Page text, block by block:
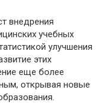
внедрения
учебных
улучшения
этих
еще более
открывая новые